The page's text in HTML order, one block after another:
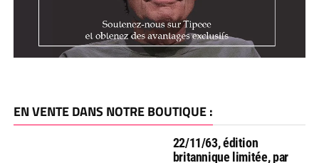
EN VENTE DANS NOTRE BOUTIQUE :
22/11/63, édition
britannique limitée, par